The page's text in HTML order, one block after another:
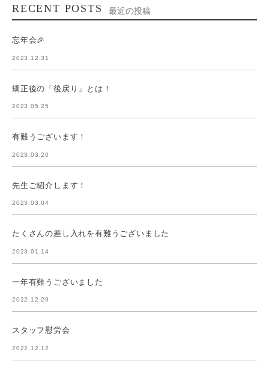
RECENT POSTS 最近の投稿
忘年会🎉
2023.12.31
矯正後の「後戻り」とは！
2023.05.25
有難うございます！
2023.03.20
先生ご紹介します！
2023.03.04
たくさんの差し入れを有難うございました
2023.01.14
一年有難うございました
2022.12.29
スタッフ慰労会
2022.12.12